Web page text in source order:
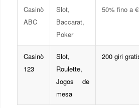
Casinò
ABC
Slot,
Baccarat,
Poker
50% fino a
Casinò
123
Slot,
Roulette,
Jogos de
mesa
200 giri